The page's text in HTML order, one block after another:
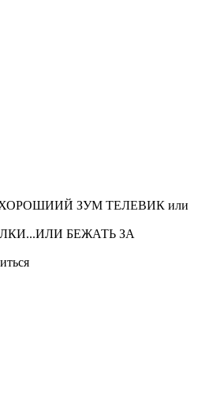
ХОРОШИИЙ ЗУМ ТЕЛЕВИК или
БЕЖАТЬ ЗА